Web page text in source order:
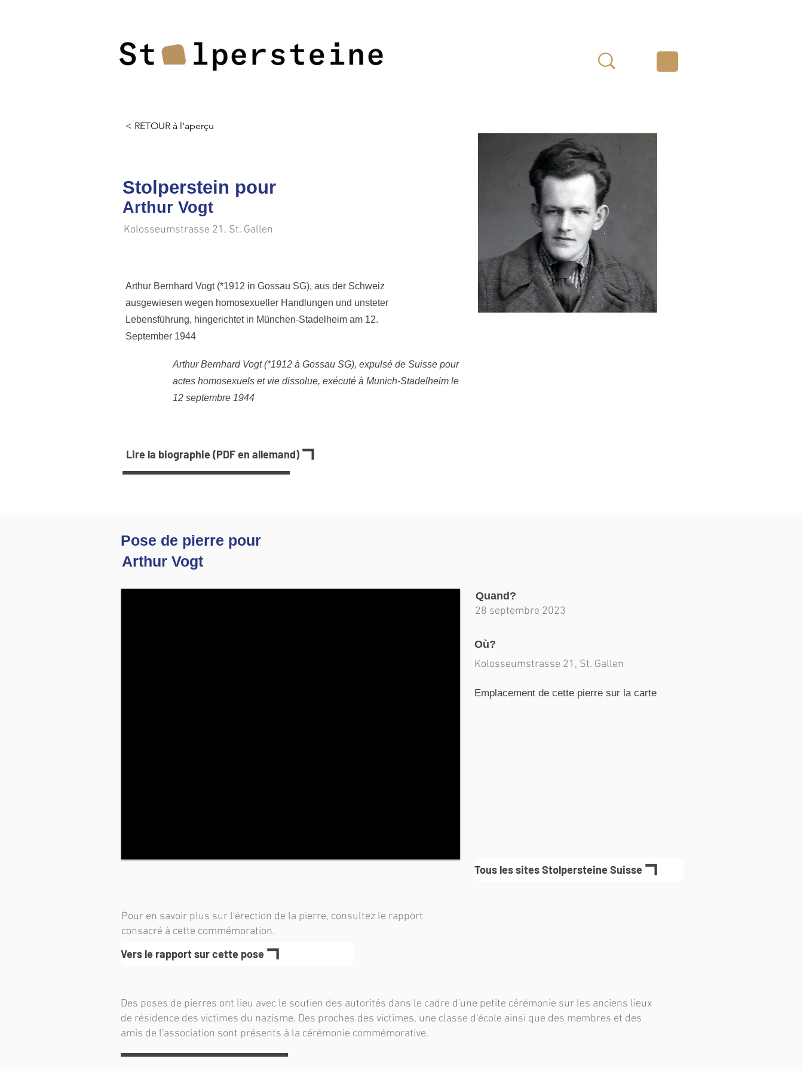
< RETOUR à l'aperçu
Stolperstein pour
Arthur Vogt
Kolosseumstrasse 21, St. Gallen
Arthur Bernhard Vogt (*1912 in Gossau SG), aus der Schweiz
ausgewiesen wegen homosexueller Handlungen und unsteter
Lebensführung, hingerichtet in München-Stadelheim am 12.
September 1944
Arthur Bernhard Vogt (*1912 à Gossau SG), expulsé de Suisse pour
actes homosexuels et vie dissolue, exécuté à Munich-Stadelheim le
12 septembre 1944
Lire la biographie (PDF en allemand)
Pose de pierre pour
Arthur Vogt
Quand?
28 septembre 2023
Où?
Kolosseumstrasse 21, St. Gallen
Emplacement de cette pierre sur la carte
Tous les sites Stolpersteine Suisse
Pour en savoir plus sur l'érection de la pierre, consultez le rapport
consacré à cette commémoration.
Vers le rapport sur cette pose
Des poses de pierres ont lieu avec le soutien des autorités dans le cadre d'une petite cérémonie sur les anciens lieux
de résidence des victimes du nazisme. Des proches des victimes, une classe d'école ainsi que des membres et des
amis de l'association sont présents à la cérémonie commémorative.